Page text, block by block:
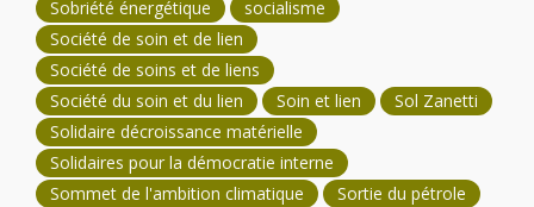
Sobriété énergétique
socialisme
Société de soin et de lien
Société de soins et de liens
Société du soin et du lien
Soin et lien
Sol Zanetti
Solidaire décroissance matérielle
Solidaires pour la démocratie interne
Sommet de l'ambition climatique
Sortie du pétrole